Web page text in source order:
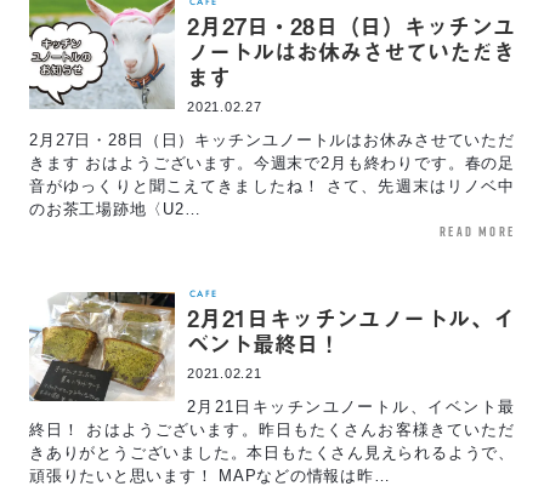
2月27日・28日（日）キッチンユ
ノートルはお休みさせていただき
ます
2021.02.27
2月27日・28日（日）キッチンユノートルはお休みさせていただ
きます おはようございます。今週末で2月も終わりです。春の足
音がゆっくりと聞こえてきましたね！ さて、先週末はリノベ中
のお茶工場跡地〈U2…
read more
CAFE
2月21日キッチンユノートル、イ
ベント最終日！
2021.02.21
2月21日キッチンユノートル、イベント最
終日！ おはようございます。昨日もたくさんお客様きていただ
きありがとうございました。本日もたくさん見えられるようで、
頑張りたいと思います！ MAPなどの情報は昨…